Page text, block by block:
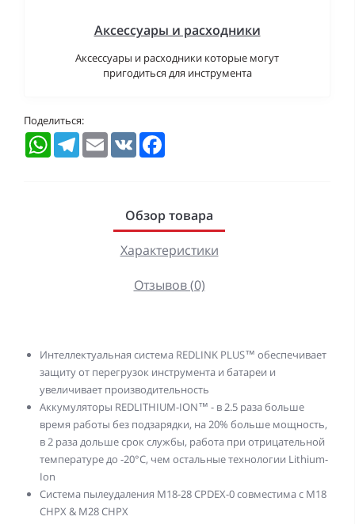
Аксессуары и расходники
Аксессуары и расходники которые могут
пригодиться для инструмента
Поделиться:
WhatsAppTelegramEmail VK
Обзор товара
Характеристики
Отзывов (0)
Интеллектуальная система REDLINK PLUS™ обеспечивает
защиту от перегрузок инструмента и батареи и
увеличивает производительность
Аккумуляторы REDLITHIUM-ION™ - в 2.5 раза больше
время работы без подзарядки, на 20% больше мощность,
в 2 раза дольше срок службы, работа при отрицательной
температуре до -20°С, чем остальные технологии Lithium-
Ion
Система пылеудаления M18-28 CPDEX-0 совместима с M18
CHPX & M28 CHPX